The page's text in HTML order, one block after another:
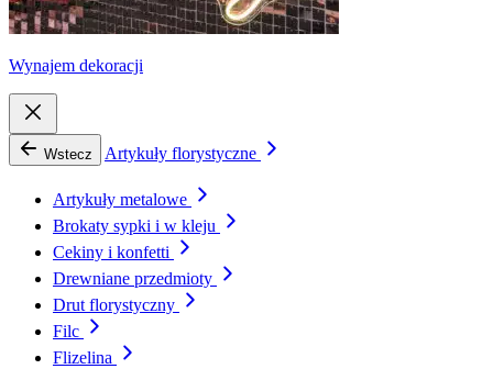
Wynajem dekoracji
Wstecz Artykuły florystyczne
Artykuły metalowe
Brokaty sypki i w kleju
Cekiny i konfetti
Drewniane przedmioty
Drut florystyczny
Filc
Flizelina